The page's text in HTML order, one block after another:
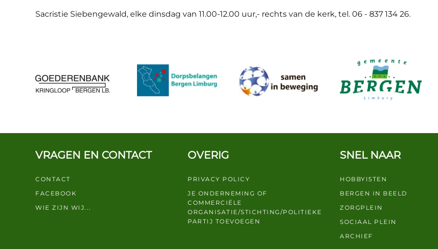
Sacristie Siebengewald, elke dinsdag van 11.00-12.00 uur,- rechts van de kerk, tel. 06 - 837 134 26.
VRAGEN EN CONTACT
CONTACT
FACEBOOK
WIE ZIJN WIJ...
OVERIG
PRIVACY POLICY
JE ONDERNEMING OF
COMMERCIËLE
ORGANISATIE/STICHTING/POLITIEKE
PARTIJ TOEVOEGEN
SNEL NAAR
HOBBYISTEN
BERGEN IN BEELD
ZORGPLEIN
SOCIAAL PLEIN
ARCHIEF